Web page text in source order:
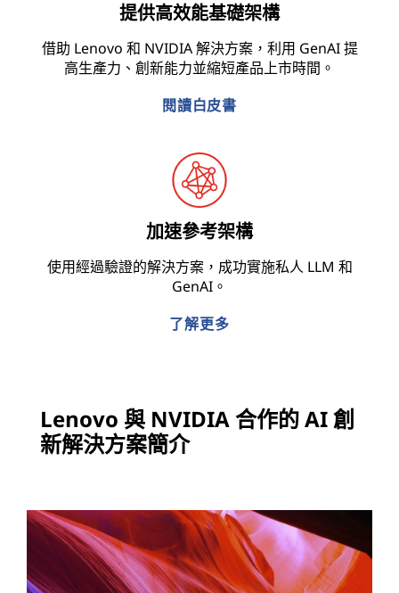
提供高效能基礎架構
借助 Lenovo 和 NVIDIA 解決方案，利用 GenAI 提
高生產力、創新能力並縮短產品上市時間。
閱讀白皮書
加速參考架構
使用經過驗證的解決方案，成功實施私人 LLM 和
GenAI。
了解更多
Lenovo 與 NVIDIA 合作的 AI 創
新解決方案簡介